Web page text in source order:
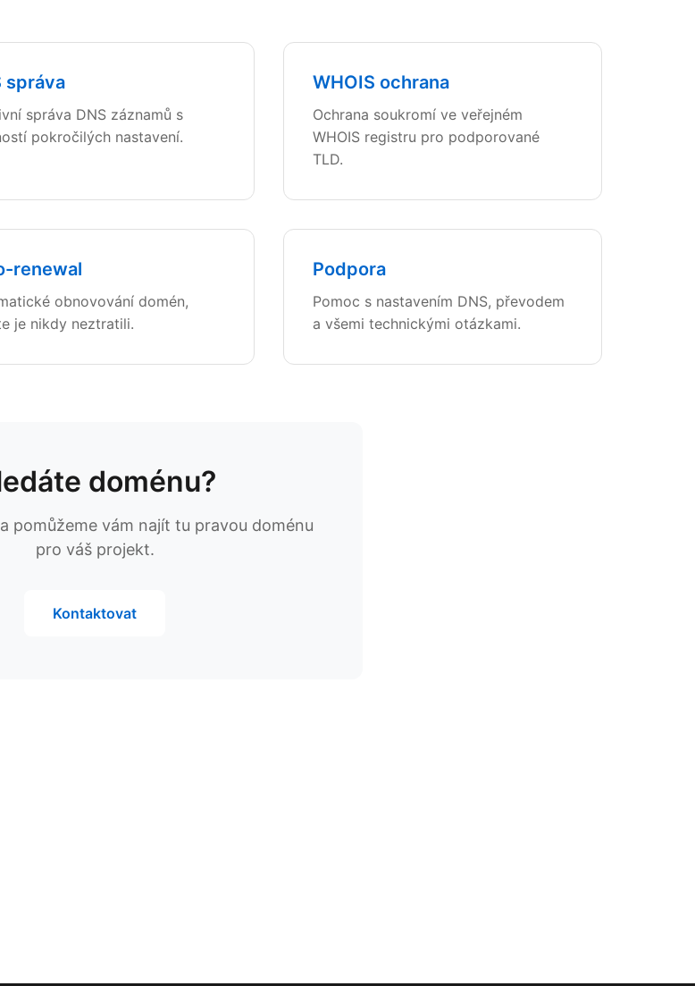
správa
správa DNS záznamů s
pokročilých nastavení.
WHOIS ochrana
Ochrana soukromí ve veřejném
WHOIS registru pro podporované
TLD.
renewal
obnovování domén,
je nikdy neztratili.
Podpora
Pomoc s nastavením DNS, převodem
a všemi technickými otázkami.
doménu?
pomůžeme vám najít tu pravou doménu
pro váš projekt.
Kontaktovat